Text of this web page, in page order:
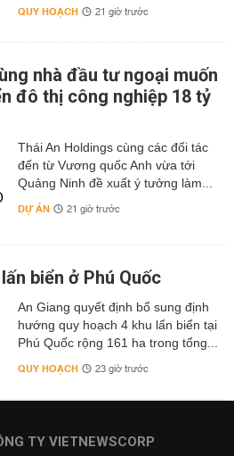
QUY HOẠCH 21 giờ trước
nhà đầu tư ngoại muốn
đô thị công nghiệp 18 tỷ
Thái An Holdings cùng các đối tác
đến từ Vương quốc Anh vừa tới
Quảng Ninh đề xuất ý tưởng làm...
DỰ ÁN 21 giờ trước
biển ở Phú Quốc
An Giang quyết định bổ sung định
hướng quy hoạch 4 khu lấn biển tại
Phú Quốc rộng 161 ha trong tổng...
QUY HOẠCH 23 giờ trước
TY VIETNEWSCORP